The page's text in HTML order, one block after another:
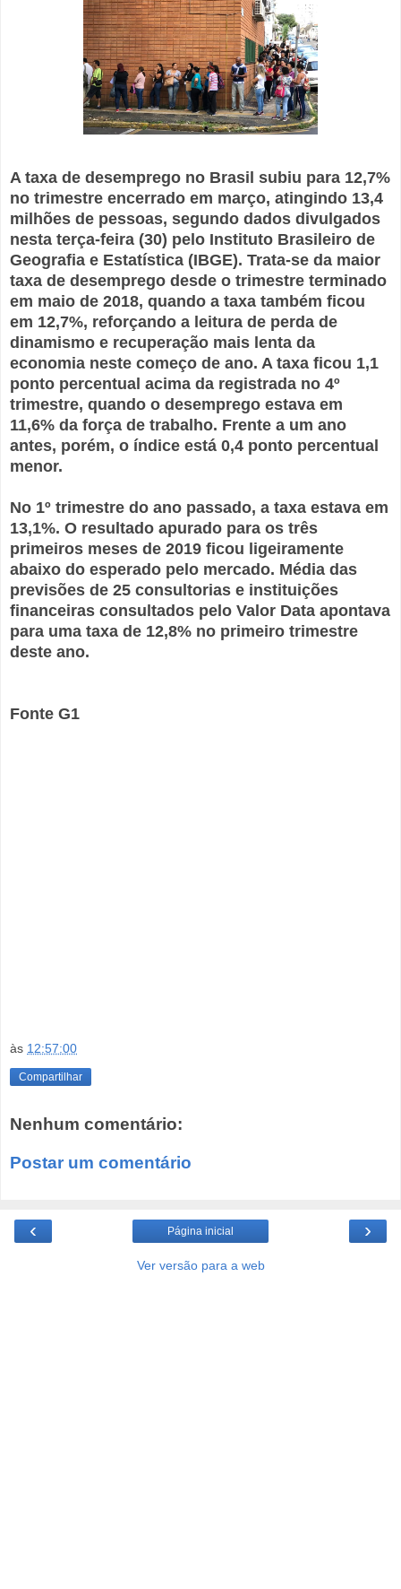
A taxa de desemprego no Brasil subiu para 12,7%
no trimestre encerrado em março, atingindo 13,4
milhões de pessoas, segundo dados divulgados
nesta terça-feira (30) pelo Instituto Brasileiro de
Geografia e Estatística (IBGE). Trata-se da maior
taxa de desemprego desde o trimestre terminado
em maio de 2018, quando a taxa também ficou
em 12,7%, reforçando a leitura de perda de
dinamismo e recuperação mais lenta da
economia neste começo de ano. A taxa ficou 1,1
ponto percentual acima da registrada no 4º
trimestre, quando o desemprego estava em
11,6% da força de trabalho. Frente a um ano
antes, porém, o índice está 0,4 ponto percentual
menor.
No 1º trimestre do ano passado, a taxa estava em
13,1%. O resultado apurado para os três
primeiros meses de 2019 ficou ligeiramente
abaixo do esperado pelo mercado. Média das
previsões de 25 consultorias e instituições
financeiras consultados pelo Valor Data apontava
para uma taxa de 12,8% no primeiro trimestre
deste ano.
Fonte G1
às 12:57:00
Compartilhar
Nenhum comentário:
Postar um comentário
‹ ›
Página inicial
Ver versão para a web